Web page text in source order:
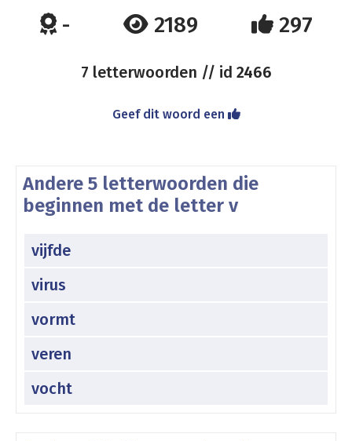
- 2189 297
7 letterwoorden // id 2466
Geef dit woord een
Andere 5 letterwoorden die
beginnen met de letter v
vijfde
virus
vormt
veren
vocht